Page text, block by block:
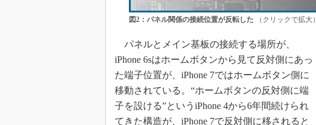
図2：パネル関係の接続位置が反転した （クリックで拡大）
パネルとメイン基板の接続する場所が、
iPhone 6sはホームボタンから見て反対側にあっ
た端子位置が、iPhone 7ではホームボタン側に
移動されている。“ホームボタンの反対側に端
子を設ける”というiPhone 4から6年間続けられ
てきた構造が、iPhone 7で反対側に移されると